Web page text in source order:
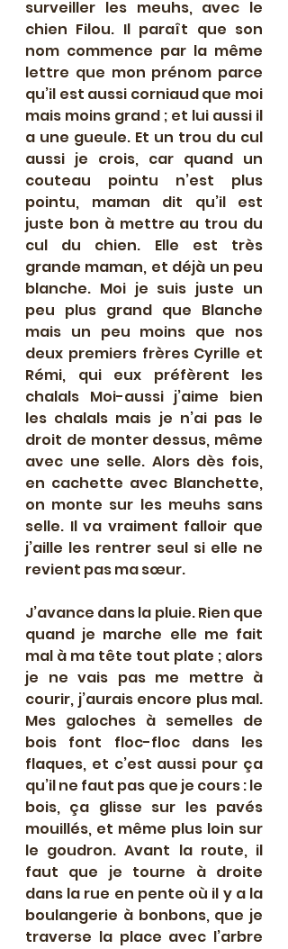
surveiller les meuhs, avec le
chien Filou. Il paraît que son
nom commence par la même
lettre que mon prénom parce
qu’il est aussi corniaud que moi
mais moins grand ; et lui aussi il
a une gueule. Et un trou du cul
aussi je crois, car quand un
couteau pointu n’est plus
pointu, maman dit qu’il est
juste bon à mettre au trou du
cul du chien. Elle est très
grande maman, et déjà un peu
blanche. Moi je suis juste un
peu plus grand que Blanche
mais un peu moins que nos
deux premiers frères Cyrille et
Rémi, qui eux préfèrent les
chalals Moi-aussi j’aime bien
les chalals mais je n’ai pas le
droit de monter dessus, même
avec une selle. Alors dès fois,
en cachette avec Blanchette,
on monte sur les meuhs sans
selle. Il va vraiment falloir que
j’aille les rentrer seul si elle ne
revient pas ma sœur.
J’avance dans la pluie. Rien que
quand je marche elle me fait
mal à ma tête tout plate ; alors
je ne vais pas me mettre à
courir, j’aurais encore plus mal.
Mes galoches à semelles de
bois font floc-floc dans les
flaques, et c’est aussi pour ça
qu’il ne faut pas que je cours : le
bois, ça glisse sur les pavés
mouillés, et même plus loin sur
le goudron. Avant la route, il
faut que je tourne à droite
dans la rue en pente où il y a la
boulangerie à bonbons, que je
traverse la place avec l’arbre